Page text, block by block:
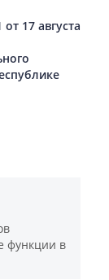
17 августа
функции в